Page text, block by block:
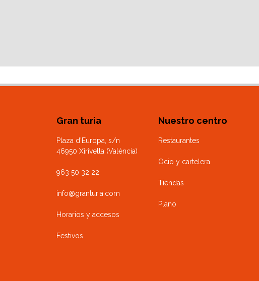
Gran turia
Plaza d’Europa, s/n
46950 Xirivella (València)
963 50 32 22
info@granturia.com
Horarios y accesos
Festivos
Nuestro centro
Restaurantes
Ocio y cartelera
Tiendas
Plano